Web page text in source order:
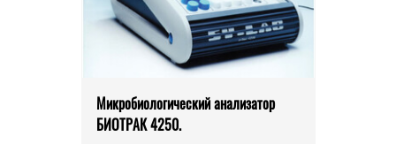
Микробиологический анализатор
БИОТРАК 4250.